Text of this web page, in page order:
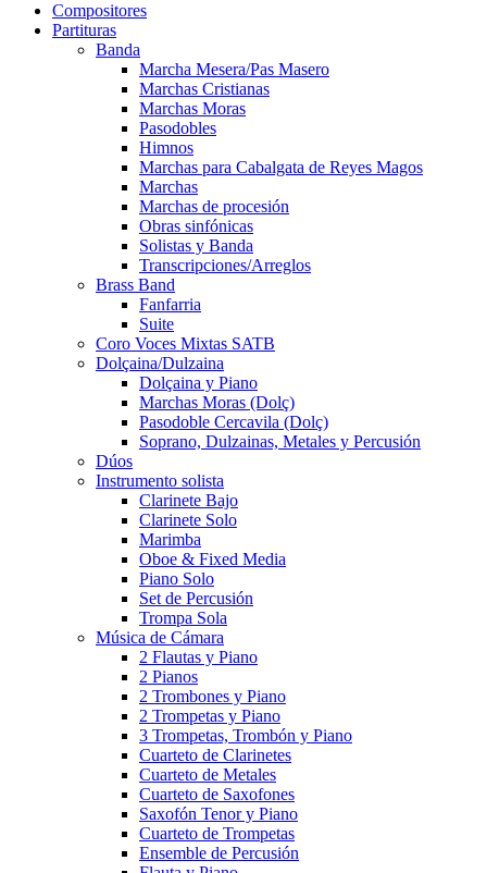
Compositores
Partituras
Banda
Marcha Mesera/Pas Masero
Marchas Cristianas
Marchas Moras
Pasodobles
Himnos
Marchas para Cabalgata de Reyes Magos
Marchas
Marchas de procesión
Obras sinfónicas
Solistas y Banda
Transcripciones/Arreglos
Brass Band
Fanfarria
Suite
Coro Voces Mixtas SATB
Dolçaina/Dulzaina
Dolçaina y Piano
Marchas Moras (Dolç)
Pasodoble Cercavila (Dolç)
Soprano, Dulzainas, Metales y Percusión
Dúos
Instrumento solista
Clarinete Bajo
Clarinete Solo
Marimba
Oboe & Fixed Media
Piano Solo
Set de Percusión
Trompa Sola
Música de Cámara
2 Flautas y Piano
2 Pianos
2 Trombones y Piano
2 Trompetas y Piano
3 Trompetas, Trombón y Piano
Cuarteto de Clarinetes
Cuarteto de Metales
Cuarteto de Saxofones
Saxofón Tenor y Piano
Cuarteto de Trompetas
Ensemble de Percusión